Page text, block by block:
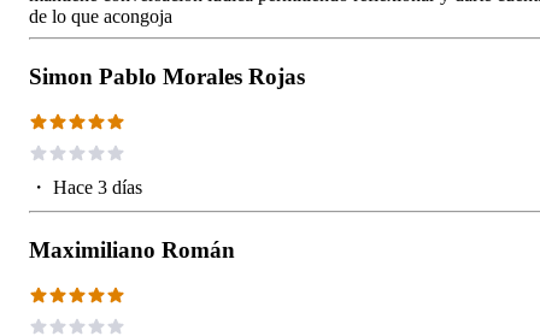
de lo que acongoja
Simon Pablo Morales Rojas
・ Hace 3 días
Maximiliano Román